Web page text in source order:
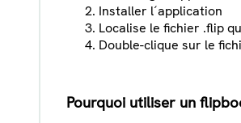
Installer l´application
Localise le fichier .flip
Double-clique sur le
Pourquoi utiliser un